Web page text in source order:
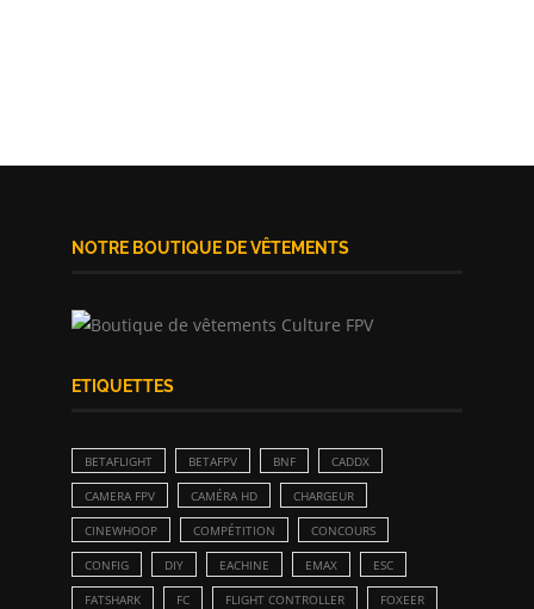
NOTRE BOUTIQUE DE VÊTEMENTS
ETIQUETTES
BETAFLIGHT BETAFPV BNF CADDX
CAMERA FPV CAMÉRA HD CHARGEUR
CINEWHOOP COMPÉTITION CONCOURS
CONFIG DIY EACHINE EMAX ESC
FATSHARK FC FLIGHT CONTROLLER FOXEER